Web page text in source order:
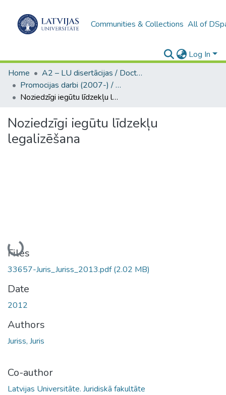
Communities & Collections All of
Log In
Home
A2 – LU disertācijas / Doctoral theses UL
Promocijas darbi (2007-) / Theses PhD
Noziedzīgi iegūtu līdzekļu legalizēšana
Noziedzīgi iegūtu līdzekļu
legalizēšana
Loading...
Files
33657-Juris_Juriss_2013.pdf(2.02 MB)
Date
2012
Authors
Juriss, Juris
Co-author
Latvijas Universitāte. Juridiskā fakultāte